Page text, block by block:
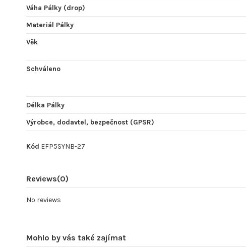
Váha Pálky (drop)
Materiál Pálky
Věk
Schváleno
Délka Pálky
Výrobce, dodavtel, bezpečnost (GPSR)
Kód EFP5SYNB-27
Reviews(0)
No reviews
Mohlo by vás také zajímat